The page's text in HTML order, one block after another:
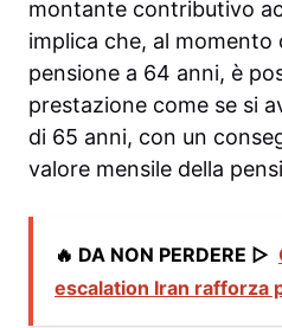
montante contributivo
implica che, al momento
pensione a 64 anni, è
prestazione come se si
di 65 anni, con un
valore mensile della
🔥 DA NON PERDERE ▷
escalation Iran rafforza